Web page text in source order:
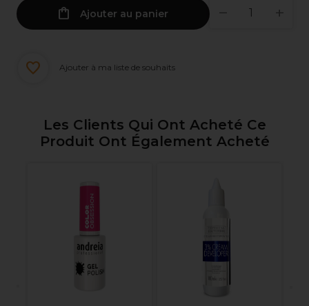
Ajouter au panier
Ajouter à ma liste de souhaits
Les Clients Qui Ont Acheté Ce
Produit Ont Également Acheté